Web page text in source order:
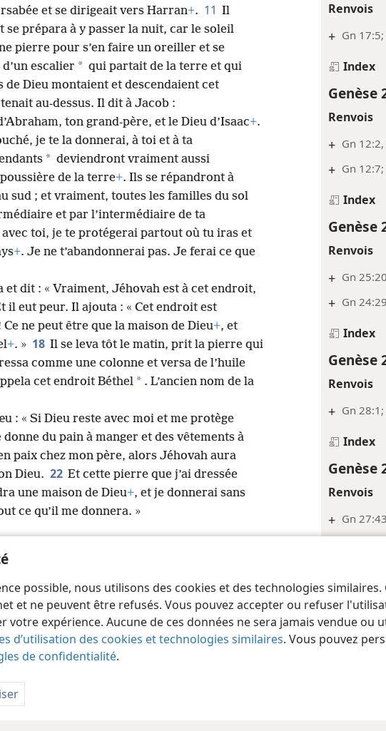
possible, nous utilisons des cookies et des technologies
et ne peuvent être refusés. Vous pouvez accepter ou refuser
expérience. Aucune de ces données ne sera jamais vendue ou
d’utilisation des cookies et technologies similaires. Vous pouvez
de confidentialité.
Renvois
+ Gn
Index
Genèse
Renvois
+ Gn 12:2,
+ Gn
Index
Genèse
Renvois
+ Gn 25:20
+ Gn 24:29
Index
Genèse
Renvois
+ Gn
Index
Genèse
Renvois
+ Gn 27:43
+ Gn 27:46
Genèse
Renvois
et se dirigeait vers Harran+. 11 Il
prépara à y passer la nuit, car le soleil
pierre pour s’en faire un oreiller et se
escalier * qui partait de la terre et qui
de Dieu montaient et descendaient cet
au-dessus. Il dit à Jacob :
ton grand-père, et le Dieu d’Isaac+.
je te la donnerai, à toi et à ta
* deviendront vraiment aussi
de la terre+. Ils se répandront à
sud ; et vraiment, toutes les familles du sol
et par l’intermédiaire de ta
avec toi, je te protégerai partout où tu iras et
+. Je ne t’abandonnerai pas. Je ferai ce que
dit : « Vraiment, Jéhovah est à cet endroit,
il eut peur. Il ajouta : « Cet endroit est
Ce ne peut être que la maison de Dieu+, et
+. » 18 Il se leva tôt le matin, prit la pierre qui
comme une colonne et versa de l’huile
cet endroit Béthel * . L’ancien nom de la
: « Si Dieu reste avec moi et me protège
du pain à manger et des vêtements à
paix chez mon père, alors Jéhovah aura
Dieu. 22 Et cette pierre que j’ai dressée
une maison de Dieu+, et je donnerai sans
ce qu’il me donnera. »
Society of Pennsylvania Conditions d’utilisation Règles de confidentialité